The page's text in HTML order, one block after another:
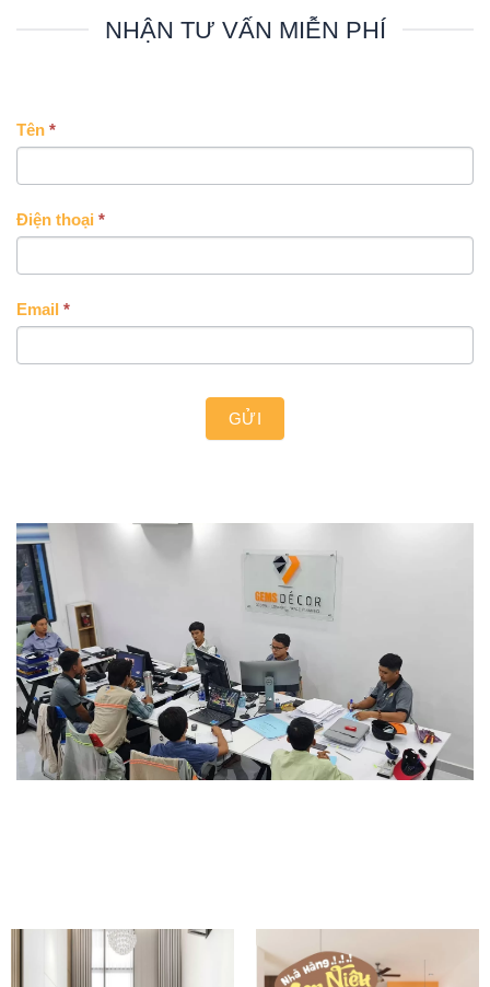
NHẬN TƯ VẤN MIỄN PHÍ
CONTACT
Tên *
Điện thoại *
Email *
GỬI